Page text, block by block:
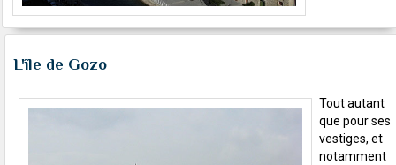
L'île de Gozo
Tout autant
que pour ses
vestiges, et
notamment